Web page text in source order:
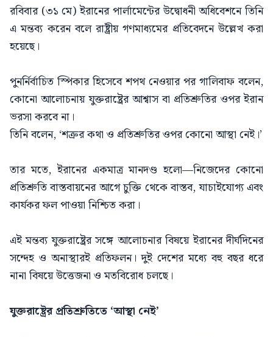
রবিবার (৩১ মে) ইরানের পার্লামেন্টের উদ্বোধনী অধিবেশনে তিনি
এ মন্তব্য করেন বলে রাষ্ট্রীয় গণমাধ্যমের প্রতিবেদনে উল্লেখ করা
হয়েছে।
পুনর্নির্বাচিত স্পিকার হিসেবে শপথ নেওয়ার পর গালিবাফ বলেন,
কোনো আলোচনায় যুক্তরাষ্ট্রের আশ্বাস বা প্রতিশ্রুতির ওপর ইরান
ভরসা করবে না।
তিনি বলেন, ‘শত্রুর কথা ও প্রতিশ্রুতির ওপর কোনো আস্থা নেই।’
তার মতে, ইরানের একমাত্র মানদণ্ড হলো—নিজেদের কোনো
প্রতিশ্রুতি বাস্তবায়নের আগে চুক্তি থেকে বাস্তব, যাচাইযোগ্য এবং
কার্যকর ফল পাওয়া নিশ্চিত করা।
এই মন্তব্য যুক্তরাষ্ট্রের সঙ্গে আলোচনার বিষয়ে ইরানের দীর্ঘদিনের
সন্দেহ ও অনাস্থারই প্রতিফলন। দুই দেশের মধ্যে বহু বছর ধরে
নানা বিষয়ে উত্তেজনা ও মতবিরোধ চলছে।
যুক্তরাষ্ট্রের প্রতিশ্রুতিতে ‘আস্থা নেই’